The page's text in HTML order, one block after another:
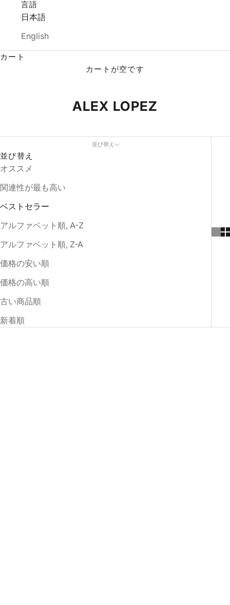
言語
日本語
English
カート
カートが空です
ALEX LOPEZ
並び替え
並び替え
オススメ
関連性が最も高い
ベストセラー
アルファベット順, A-Z
アルファベット順, Z-A
価格の安い順
価格の高い順
古い商品順
新着順